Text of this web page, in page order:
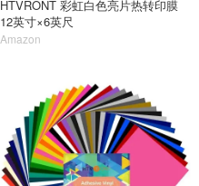
HTVRONT 彩虹白色亮片热转印膜
12英寸×6英尺
Amazon